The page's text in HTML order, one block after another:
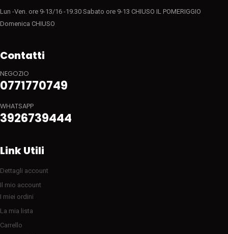
Lun -Ven. ore 9-13/16 -19.30 Sabato ore 9-13 CHIUSO IL POMERIGGIO
Domenica CHIUSO
Contatti
NEGOZIO
0771770749
WHATSAPP
3926739444
Link Utili
Dettagli account
Il mio account
I miei ordini
La mia lista
Carrello